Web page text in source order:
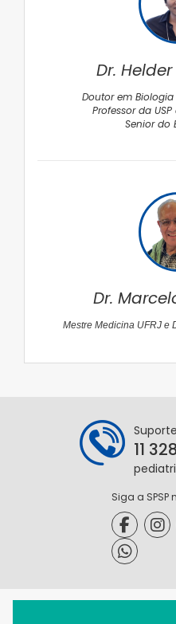
Dr.
Doutor em Biologia
Professor da
Senior do
Dr.
Mestre Medicina UFRJ e
Suporte
11
Siga a